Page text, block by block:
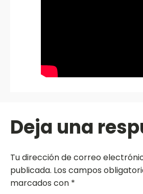
Deja una
Tu dirección de correo
publicada. Los campos
marcados con *